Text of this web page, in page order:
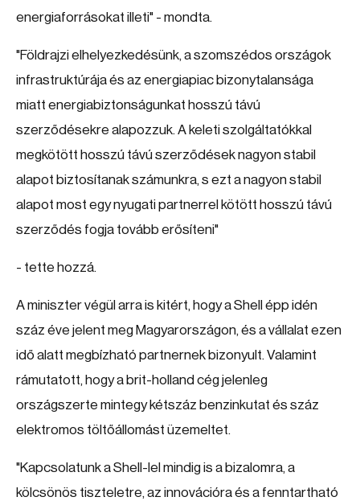
energiaforrásokat illeti" - mondta.
"Földrajzi elhelyezkedésünk, a szomszédos országok
infrastruktúrája és az energiapiac bizonytalansága
miatt energiabiztonságunkat hosszú távú
szerződésekre alapozzuk. A keleti szolgáltatókkal
megkötött hosszú távú szerződések nagyon stabil
alapot biztosítanak számunkra, s ezt a nagyon stabil
alapot most egy nyugati partnerrel kötött hosszú távú
szerződés fogja tovább erősíteni"
- tette hozzá.
A miniszter végül arra is kitért, hogy a Shell épp idén
száz éve jelent meg Magyarországon, és a vállalat ezen
idő alatt megbízható partnernek bizonyult. Valamint
rámutatott, hogy a brit-holland cég jelenleg
országszerte mintegy kétszáz benzinkutat és száz
elektromos töltőállomást üzemeltet.
"Kapcsolatunk a Shell-lel mindig is a bizalomra, a
kölcsönös tiszteletre, az innovációra és a fenntartható